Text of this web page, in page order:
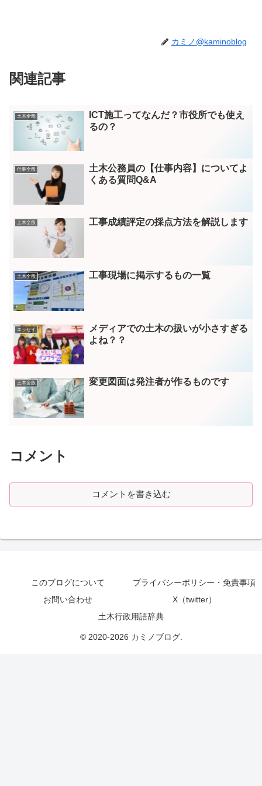
カミノ@kaminoblog
関連記事
土木全般
ICT施工ってなんだ？市役所でも使え
るの？
仕事全般
土木公務員の【仕事内容】についてよ
くある質問Q&A
土木全般 工事成績評定の採点方法を解説します
土木全般 工事現場に掲示するもの一覧
エッセイ
メディアでの土木の扱いが小さすぎる
よね？？
土木全般 変更図面は発注者が作るものです
コメント
コメントを書き込む
このブログについて
プライバシーポリシー・免責事項
お問い合わせ
X（twitter）
土木行政用語辞典
© 2020-2026 カミノブログ.